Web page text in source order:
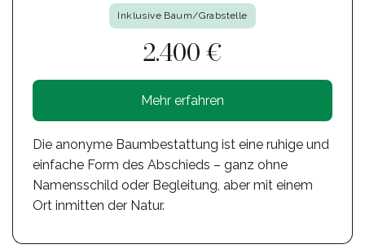
Inklusive Baum/Grabstelle
2.400 €
Mehr erfahren
Die anonyme Baumbestattung ist eine ruhige und
einfache Form des Abschieds – ganz ohne
Namensschild oder Begleitung, aber mit einem
Ort inmitten der Natur.